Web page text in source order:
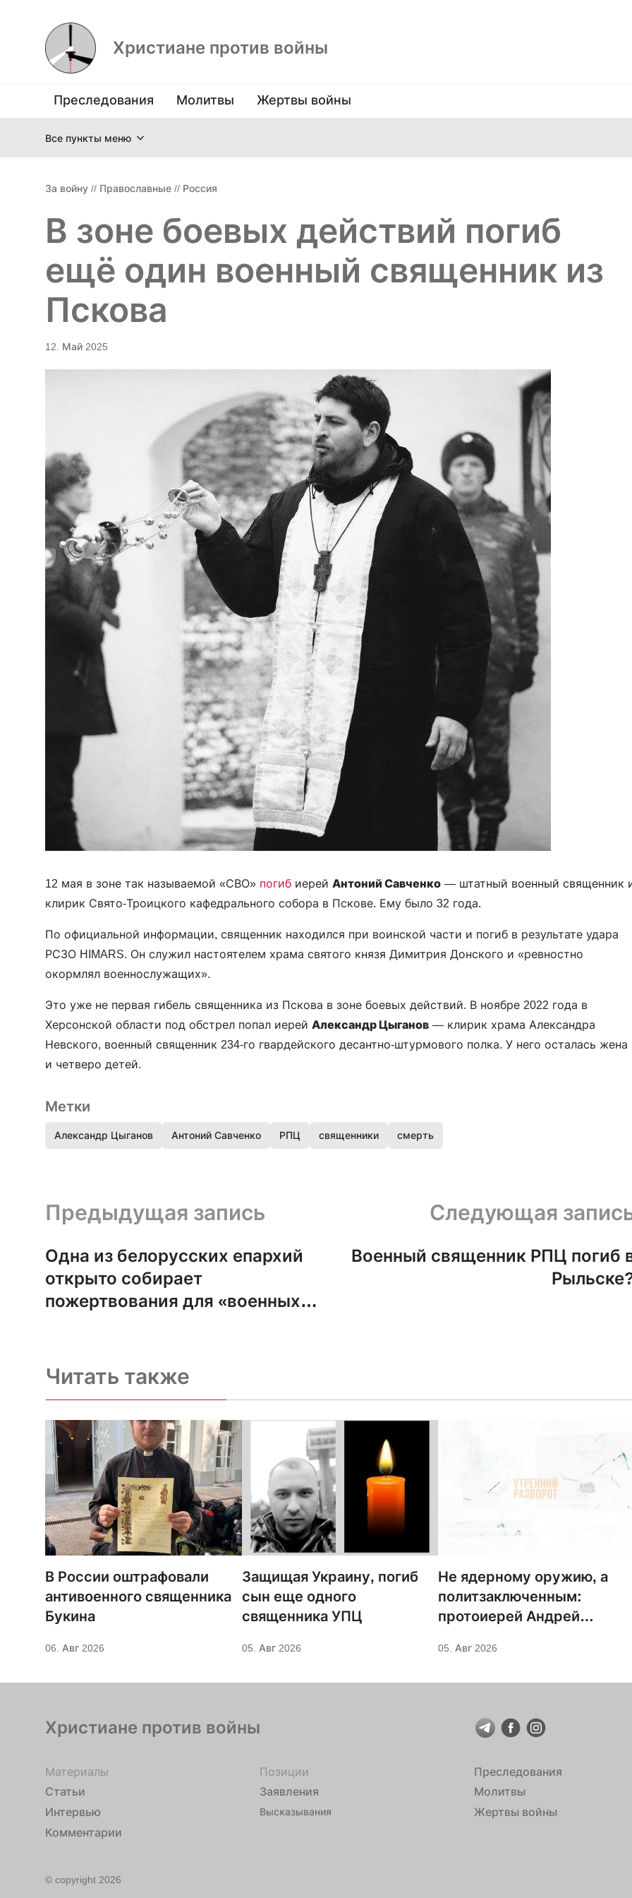
Христиане против войны
Преследования Молитвы Жертвы войны
Все пункты меню
За войну // Православные // Россия
В зоне боевых действий погиб
ещё один военный священник из
Пскова
12. Май 2025
12 мая в зоне так называемой «СВО» погиб иерей Антоний Савченко — штатный военный священник
клирик Свято-Троицкого кафедрального собора в Пскове. Ему было 32 года.
По официальной информации, священник находился при воинской части и погиб в результате удара
РСЗО HIMARS. Он служил настоятелем храма святого князя Димитрия Донского и «ревностно
окормлял военнослужащих».
Это уже не первая гибель священника из Пскова в зоне боевых действий. В ноябре 2022 года в
Херсонской области под обстрел попал иерей Александр Цыганов — клирик храма Александра
Невского, военный священник 234-го гвардейского десантно-штурмового полка. У него осталась жена
и четверо детей.
Метки
Александр Цыганов Антоний Савченко РПЦ священники смерть
Предыдущая запись и следующая запись
Предыдущая запись
Одна из белорусских епархий
открыто собирает
пожертвования для «военных
Следующая
Военный священник РПЦ погиб
Читать также
В России оштрафовали
антивоенного священника
Букина
06. Авг 2026
Защищая Украину, погиб
сын еще одного
священника УПЦ
05. Авг 2026
Не ядерному оружию, а
политзаключенным:
протоиерей Андрей
иное покровительство для
05. Авг 2026
Христиане против войны
Материалы
Статьи
Интервью
Комментарии
Позиции
Заявления
Высказывания
Преследования
Молитвы
Жертвы войны
© copyright 2026